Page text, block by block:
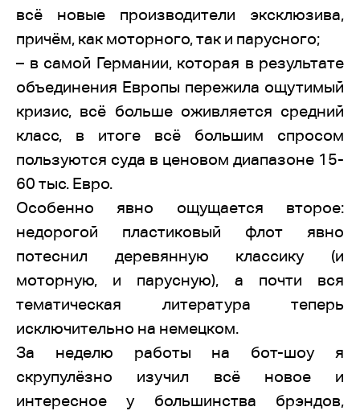
всё новые производители эксклюзива,
причём, как моторного, так и парусного;
– в самой Германии, которая в результате
объединения Европы пережила ощутимый
кризис, всё больше оживляется средний
класс, в итоге всё большим спросом
пользуются суда в ценовом диапазоне 15-
60 тыс. Евро.
Особенно явно ощущается второе:
недорогой пластиковый флот явно
потеснил деревянную классику (и
моторную, и парусную), а почти вся
тематическая литература теперь
исключительно на немецком.
За неделю работы на бот-шоу я
скрупулёзно изучил всё новое и
интересное у большинства брэндов,